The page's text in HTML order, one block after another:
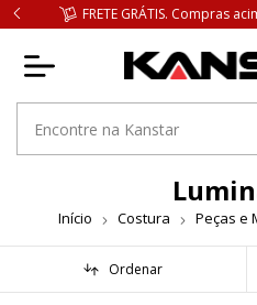
FRETE GRÁTIS. Compras
Início Costura Peças e
Ordenar